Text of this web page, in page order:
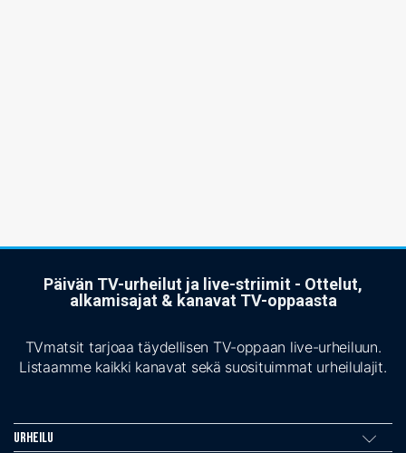
Päivän TV-urheilut ja live-striimit - Ottelut,
alkamisajat & kanavat TV-oppaasta
TVmatsit tarjoaa täydellisen TV-oppaan live-urheiluun.
Listaamme kaikki kanavat sekä suosituimmat urheilulajit.
Urheilu